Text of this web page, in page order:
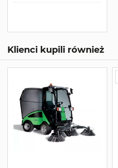
Klienci kupili również